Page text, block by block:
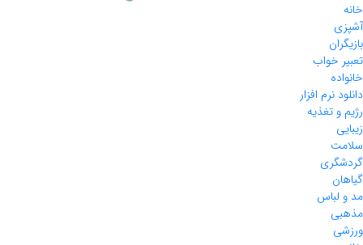
خانه
آشپزی
بازیگران
تعبیر خواب
خانواده
دانلود نرم افزار
رژیم و تغذیه
زیبایی
سلامت
گردشگری
گیاهان
مد و لباس
مذهبی
ورزشی